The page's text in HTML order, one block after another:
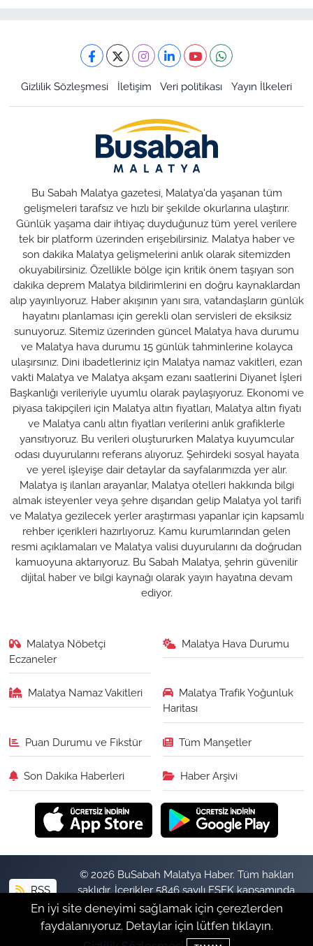
Gizlilik Sözleşmesi İletişim Veri politikası Yayın İlkeleri
Bu Sabah Malatya gazetesi, Malatya'da yaşanan tüm
gelişmeleri tarafsız ve hızlı bir şekilde okurlarına ulaştırır.
Günlük yaşama dair ihtiyaç duyduğunuz tüm yerel verilere
tek bir platform üzerinden erişebilirsiniz. Malatya haber ve
son dakika Malatya gelişmelerini anlık olarak sitemizden
okuyabilirsiniz. Özellikle bölge için kritik önem taşıyan son
dakika deprem Malatya bildirimlerini en doğru kaynaklardan
alıp yayınlıyoruz. Haber akışının yanı sıra, vatandaşların günlük
hayatını planlaması için gerekli olan servisleri de eksiksiz
sunuyoruz. Sitemiz üzerinden güncel Malatya hava durumu
ve Malatya hava durumu 15 günlük tahminlerine kolayca
ulaşırsınız. Dini ibadetleriniz için Malatya namaz vakitleri, ezan
vakti Malatya ve Malatya akşam ezanı saatlerini Diyanet İşleri
Başkanlığı verileriyle uyumlu olarak paylaşıyoruz. Ekonomi ve
piyasa takipçileri için Malatya altın fiyatları, Malatya altın fiyatı
ve Malatya canlı altın fiyatları verilerini anlık grafiklerle
yansıtıyoruz. Bu verileri oluştururken Malatya kuyumcular
odası duyurularını referans alıyoruz. Şehirdeki sosyal hayata
ve yerel işleyişe dair detaylar da sayfalarımızda yer alır.
Malatya iş ilanları arayanlar, Malatya otelleri hakkında bilgi
almak isteyenler veya şehre dışarıdan gelip Malatya yol tarifi
ve Malatya gezilecek yerler araştırması yapanlar için kapsamlı
rehber içerikleri hazırlıyoruz. Kamu kurumlarından gelen
resmi açıklamaları ve Malatya valisi duyurularını da doğrudan
kamuoyuna aktarıyoruz. Bu Sabah Malatya, şehrin güvenilir
dijital haber ve bilgi kaynağı olarak yayın hayatına devam
ediyor.
Malatya Nöbetçi
Eczaneler
Malatya Hava Durumu
Malatya Namaz Vakitleri
Malatya Trafik Yoğunluk
Haritası
Puan Durumu ve Fikstür Tüm Manşetler
Son Dakika Haberleri Haber Arşivi
RSS
© 2026 BuSabah Malatya Haber. Tüm hakları
saklıdır. İçerikler 5846 sayılı FSEK kapsamında
izinsiz kopyalanamaz.
En iyi site deneyimi sağlamak için çerezlerden
faydalanıyoruz. Detaylar için lütfen tıklayın.